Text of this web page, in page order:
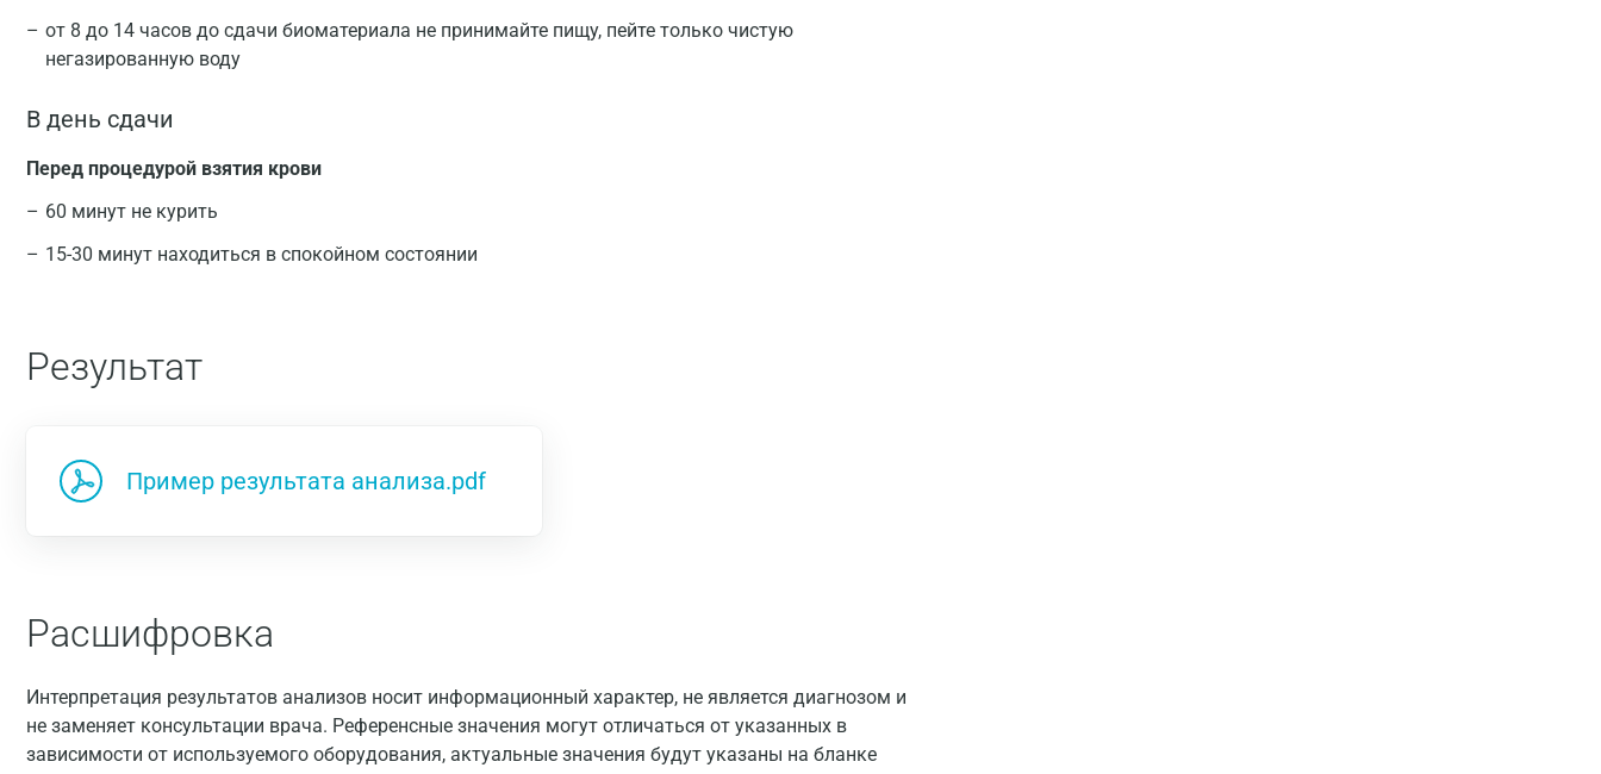
от 8 до 14 часов до сдачи биоматериала не принимайте пищу, пейте только чистую
негазированную воду
В день сдачи
Перед процедурой взятия крови
60 минут не курить
15-30 минут находиться в спокойном состоянии
Результат
Пример результата анализа.pdf
Расшифровка
Интерпретация результатов анализов носит информационный характер, не является диагнозом и
не заменяет консультации врача. Референсные значения могут отличаться от указанных в
зависимости от используемого оборудования, актуальные значения будут указаны на бланке
Казань
Альметьевск